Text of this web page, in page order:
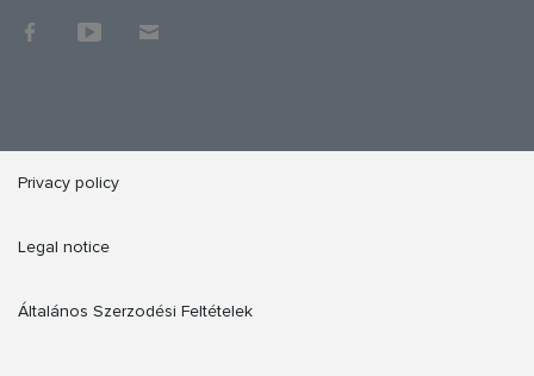
Privacy policy
Legal notice
Általános Szerzodési Feltételek